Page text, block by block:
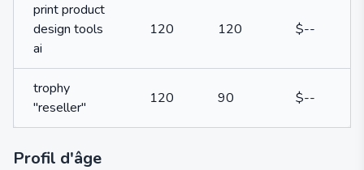
print product
design tools
ai
120 120 $--
trophy
"reseller"
120 90 $--
Profil d'âge